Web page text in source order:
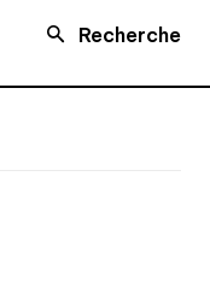
Recherche